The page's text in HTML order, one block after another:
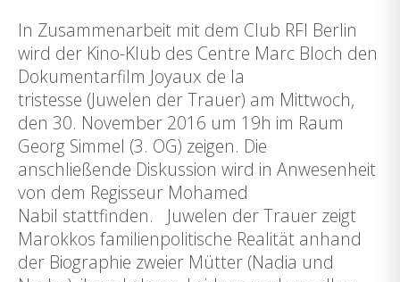
In Zusammenarbeit mit dem Club RFI Berlin
wird der Kino-Klub des Centre Marc Bloch den
Dokumentarfilm Joyaux de la
tristesse (Juwelen der Trauer) am Mittwoch,
den 30. November 2016 um 19h im Raum
Georg Simmel (3. OG) zeigen. Die
anschließende Diskussion wird in Anwesenheit
von dem Regisseur Mohamed
Nabil stattfinden. Juwelen der Trauer zeigt
Marokkos familienpolitische Realität anhand
der Biographie zweier Mütter (Nadia und